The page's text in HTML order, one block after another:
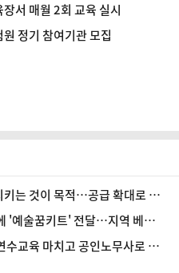
서 매월 2회 교육 실시
정기 참여기관 모집
는 것이 목적…공급 확대로 전
'예술꿈키트' 전달…지역 베이
수교육 마치고 공인노무사로 새